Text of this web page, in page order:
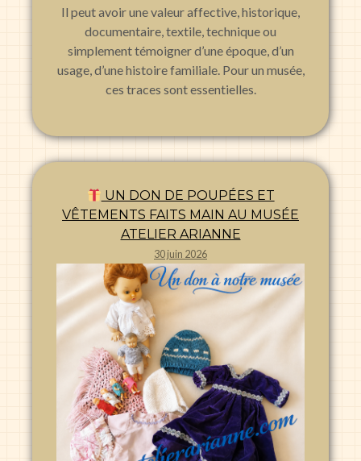
Il peut avoir une valeur affective, historique,
documentaire, textile, technique ou
simplement témoigner d’une époque, d’un
usage, d’une histoire familiale. Pour un musée,
ces traces sont essentielles.
UN DON DE POUPÉES ET
VÊTEMENTS FAITS MAIN AU MUSÉE
ATELIER ARIANNE
30 juin 2026